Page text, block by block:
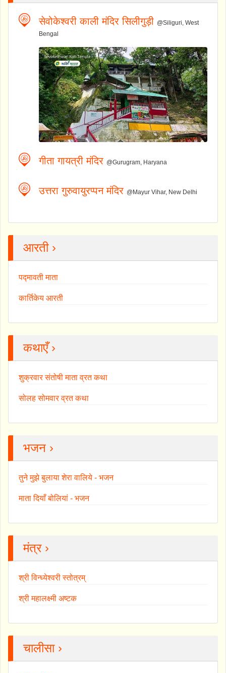
सेवोकेश्वरी काली मंदिर सिलीगुड़ी @Siliguri, West
Bengal
गीता गायत्री मंदिर @Gurugram, Haryana
उत्तरा गुरुवायुरप्पन मंदिर @Mayur Vihar, New Delhi
आरती ›
पद्मावती माता
कार्तिकेय आरती
कथाएँ ›
शुक्रवार संतोषी माता व्रत कथा
सोलह सोमवार व्रत कथा
भजन ›
तुने मुझे बुलाया शेरा वालिये - भजन
माता दियाँ बोलियां - भजन
मंत्र ›
श्री विन्ध्येश्वरी स्तोत्रम्
श्री महालक्ष्मी अष्टक
चालीसा ›